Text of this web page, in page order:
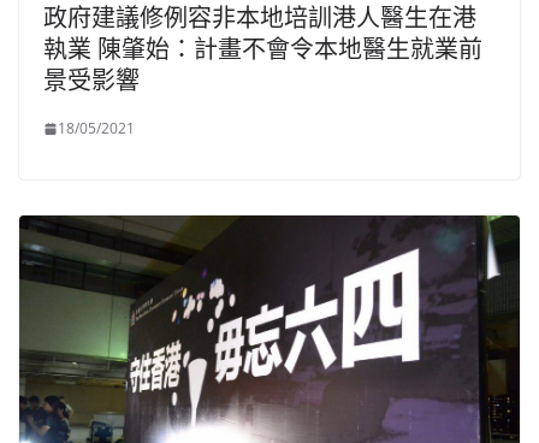
政府建議修例容非本地培訓港人醫生在港
執業 陳肇始：計畫不會令本地醫生就業前
景受影響
18/05/2021